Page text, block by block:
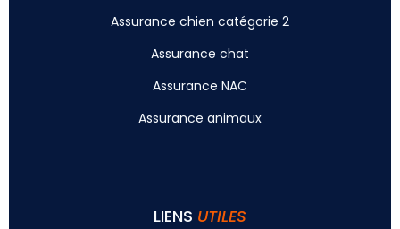
Assurance chien catégorie 2
Assurance chat
Assurance NAC
Assurance animaux
LIENS UTILES